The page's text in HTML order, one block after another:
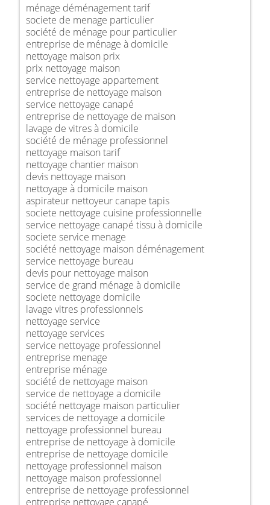
ménage déménagement tarif
societe de menage particulier
société de ménage pour particulier
entreprise de ménage à domicile
nettoyage maison prix
prix nettoyage maison
service nettoyage appartement
entreprise de nettoyage maison
service nettoyage canapé
entreprise de nettoyage de maison
lavage de vitres à domicile
société de ménage professionnel
nettoyage maison tarif
nettoyage chantier maison
devis nettoyage maison
nettoyage à domicile maison
aspirateur nettoyeur canape tapis
societe nettoyage cuisine professionnelle
service nettoyage canapé tissu à domicile
societe service menage
société nettoyage maison déménagement
service nettoyage bureau
devis pour nettoyage maison
service de grand ménage à domicile
societe nettoyage domicile
lavage vitres professionnels
nettoyage service
nettoyage services
service nettoyage professionnel
entreprise menage
entreprise ménage
société de nettoyage maison
service de nettoyage a domicile
société nettoyage maison particulier
services de nettoyage a domicile
nettoyage professionnel bureau
entreprise de nettoyage à domicile
entreprise de nettoyage domicile
nettoyage professionnel maison
nettoyage maison professionnel
entreprise de nettoyage professionnel
entreprise nettoyage canapé